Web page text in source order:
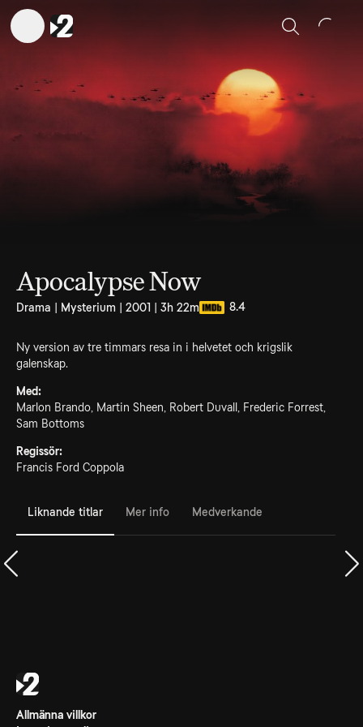
Sök
Apocalypse Now
Drama | Mysterium | 2001 | 3h 22m 8.4
Ny version av tre timmars resa in i helvetet och krigslik
galenskap.
Med:
Marlon Brando, Martin Sheen, Robert Duvall, Frederic Forrest,
Sam Bottoms
Regissör:
Francis Ford Coppola
Liknande titlar Mer info Medverkande
Allmänna villkor